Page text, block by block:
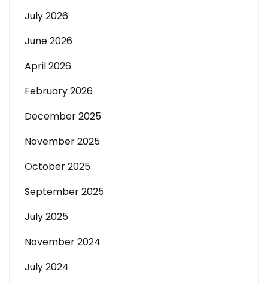
July 2026
June 2026
April 2026
February 2026
December 2025
November 2025
October 2025
September 2025
July 2025
November 2024
July 2024